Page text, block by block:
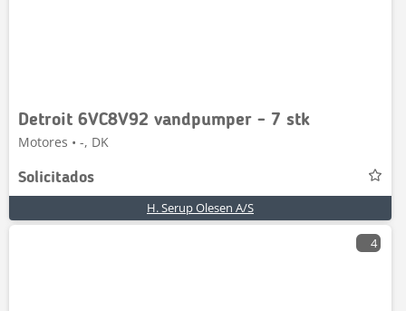
Detroit 6VC8V92 vandpumper - 7 stk
Motores • -, DK
Solicitados
H. Serup Olesen A/S
4